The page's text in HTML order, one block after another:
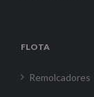
FLOTA
Remolcadores